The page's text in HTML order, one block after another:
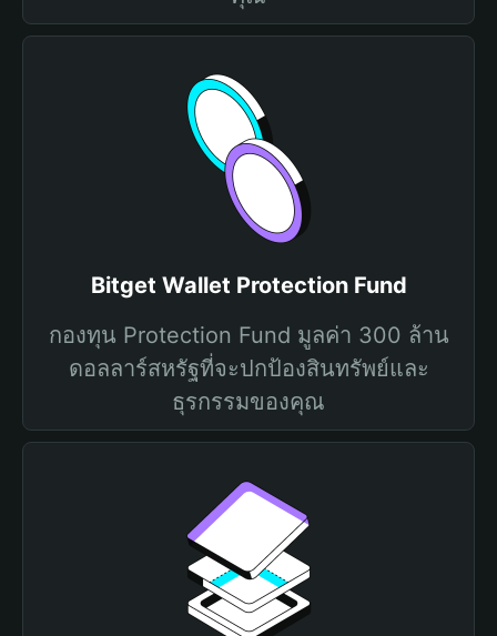
Bitget Wallet Protection Fund
กองทุน Protection Fund มูลค่า 300 ล้าน
ดอลลาร์สหรัฐที่จะปกป้องสินทรัพย์และ
ธุรกรรมของคุณ